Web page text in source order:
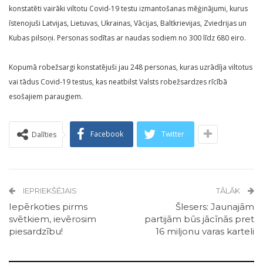
konstatēti vairāki viltotu Covid-19 testu izmantošanas mēģinājumi, kurus
īstenojuši Latvijas, Lietuvas, Ukrainas, Vācijas, Baltkrievijas, Zviedrijas un
Kubas pilsoņi. Personas sodītas ar naudas sodiem no 300 līdz 680 eiro.
Kopumā robežsargi konstatējuši jau 248 personas, kuras uzrādīja viltotus
vai tādus Covid-19 testus, kas neatbilst Valsts robežsardzes rīcībā
esošajiem paraugiem.
Dalīties Facebook Twitter
IEPRIEKŠĒJAIS
Iepērkoties pirms
svētkiem, ievērosim
piesardzību!
TĀLĀK
Šlesers: Jaunajām
partijām būs jācīnās pret
16 miljonu varas karteli